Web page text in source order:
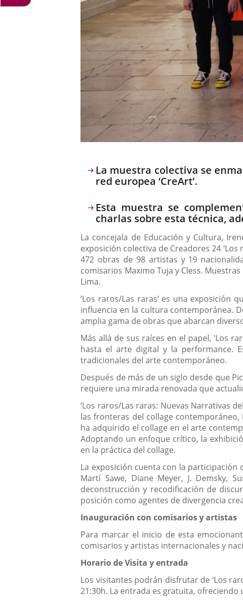
Descripción
La muestra colectiva se
red europea ‘CreArt’.
Esta muestra se
charlas sobre esta técnica,
La concejala de Educación y Cultura,
exposición colectiva de Creadores 24
472 obras de 98 artistas y 19
comisarios Maximo Tuja y Cless.
Lima.
‘Los raros/Las raras’ es una exposición
influencia en la cultura contemporánea.
amplia gama de obras que abarcan
Más allá de sus raíces en el papel, ‘Los
hasta el arte digital y la performance.
tradicionales del arte contemporáneo.
Después de más de un siglo desde que
requiere una mirada renovada que
‘Los raros/Las raras: Nuevas Narrativas
las fronteras del collage contemporáneo,
ha adquirido el collage en el arte
Adoptando un enfoque crítico, la
en la práctica del collage.
La exposición cuenta con la participación
Martí Sawe, Diane Meyer, J. Demsky,
deconstrucción y recodificación de
posición como agentes de divergencia
Inauguración con comisarios y artistas
Para marcar el inicio de esta
comisarios y artistas internacionales y
Horario de Visita y entrada
Los visitantes podrán disfrutar de ‘Los
21:30h. La entrada es gratuita,